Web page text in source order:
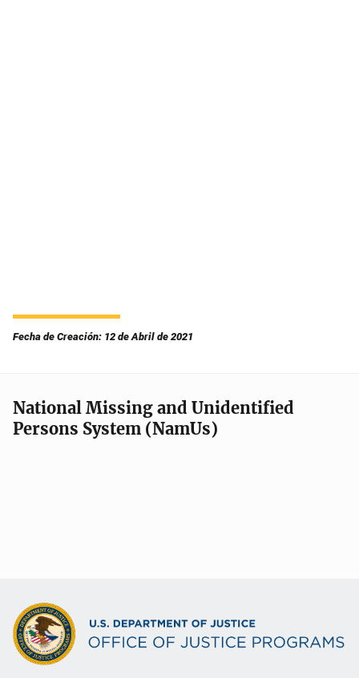
Fecha de Creación: 12 de Abril de 2021
National Missing and Unidentified
Persons System (NamUs)